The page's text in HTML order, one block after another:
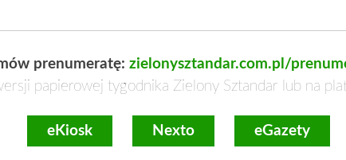
prenumeratę: zielonysztandar.com.pl/
papierowej tygodnika Zielony Sztandar lub na
eKiosk Nexto eGazety